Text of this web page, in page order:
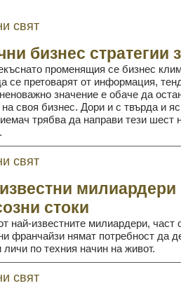
свят
бизнес стратегии
променящия се бизнес
се претоварят от информация,
значение е обаче да
своя бизнес. Дори и с твърда и
трябва да направи тези шест
свят
милиардери
стоки
най-известните милиардери, част
франчайзи нямат потребност да
личи по техния начин на живот.
свят